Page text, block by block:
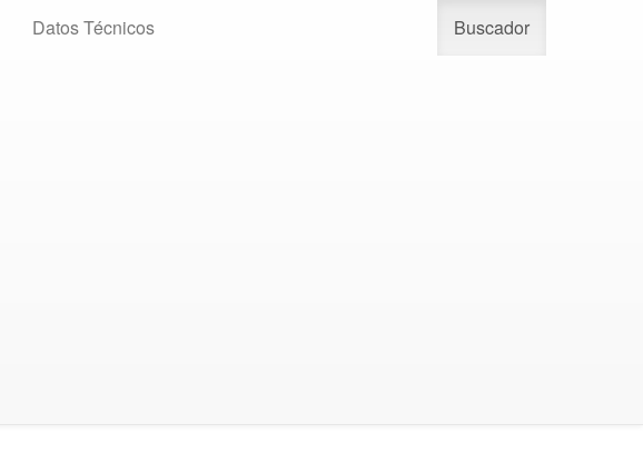
Datos Técnicos Buscador